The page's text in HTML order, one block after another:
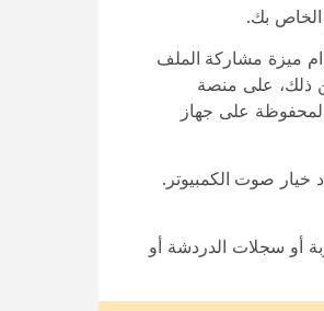
الخاص بك.
ميزة مشاركة الملف
ذلك، على منصة
على جهاز
صوت الكمبيوتر .
أو سجلات الدردشة أو